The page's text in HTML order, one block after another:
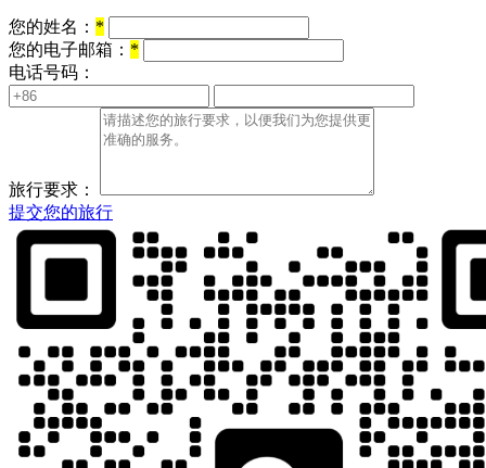
您的姓名： *
您的电子邮箱： *
电话号码：
旅行要求：
提交您的旅行